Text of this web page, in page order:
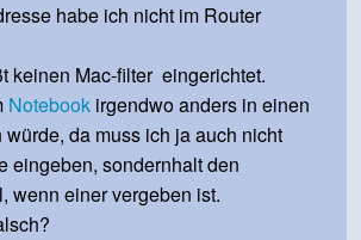
habe ich nicht im Router
keinen Mac-filter eingerichtet.
Notebook irgendwo anders in einen
da muss ich ja auch nicht
eingeben, sondernhalt den
wenn einer vergeben ist.